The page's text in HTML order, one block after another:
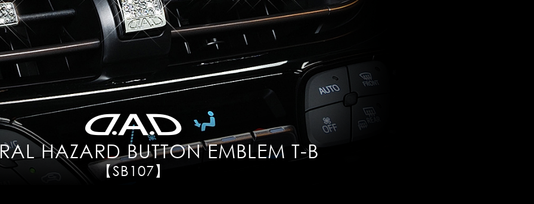
HAZARD BUTTON EMBLEM T-B
【SB107】